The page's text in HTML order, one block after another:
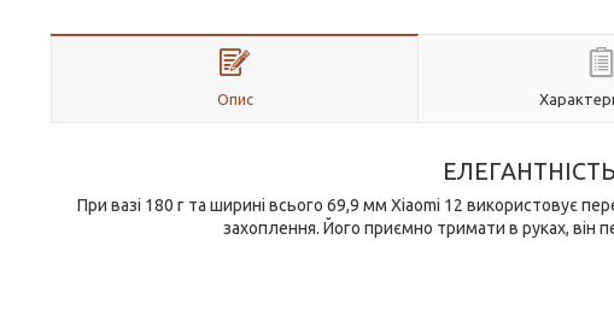
Опис
При вазі 180 г та ширині всього 69,9 мм Xiaomi 12 використовує
захоплення. Його приємно тримати в руках,